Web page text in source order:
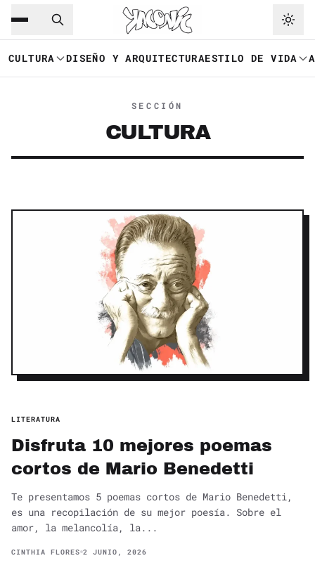
Saltar al contenido principal
CULTURA DISEÑO Y ARQUITECTURAESTILO DE VIDA
SECCIÓN
CULTURA
LITERATURA
Disfruta 10 mejores poemas
cortos de Mario Benedetti
Te presentamos 5 poemas cortos de Mario Benedetti,
es una recopilación de su mejor poesía. Sobre el
amor, la melancolía, la...
CINTHIA FLORES 2 JUNIO, 2026